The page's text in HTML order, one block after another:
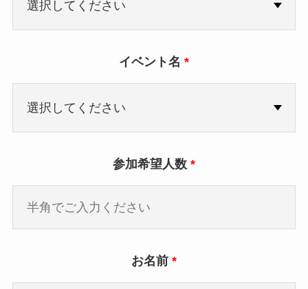
イベント名 *
参加希望人数 *
お名前 *